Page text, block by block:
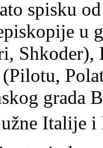
spisku
u
grada
Italije